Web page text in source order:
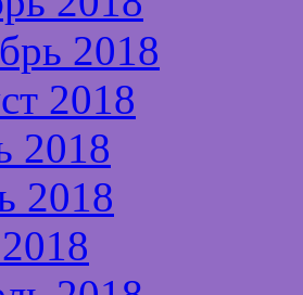
2018
2018
2018
2018